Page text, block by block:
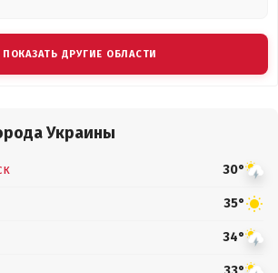
ПОКАЗАТЬ ДРУГИЕ ОБЛАСТИ
Украины
30°
35°
34°